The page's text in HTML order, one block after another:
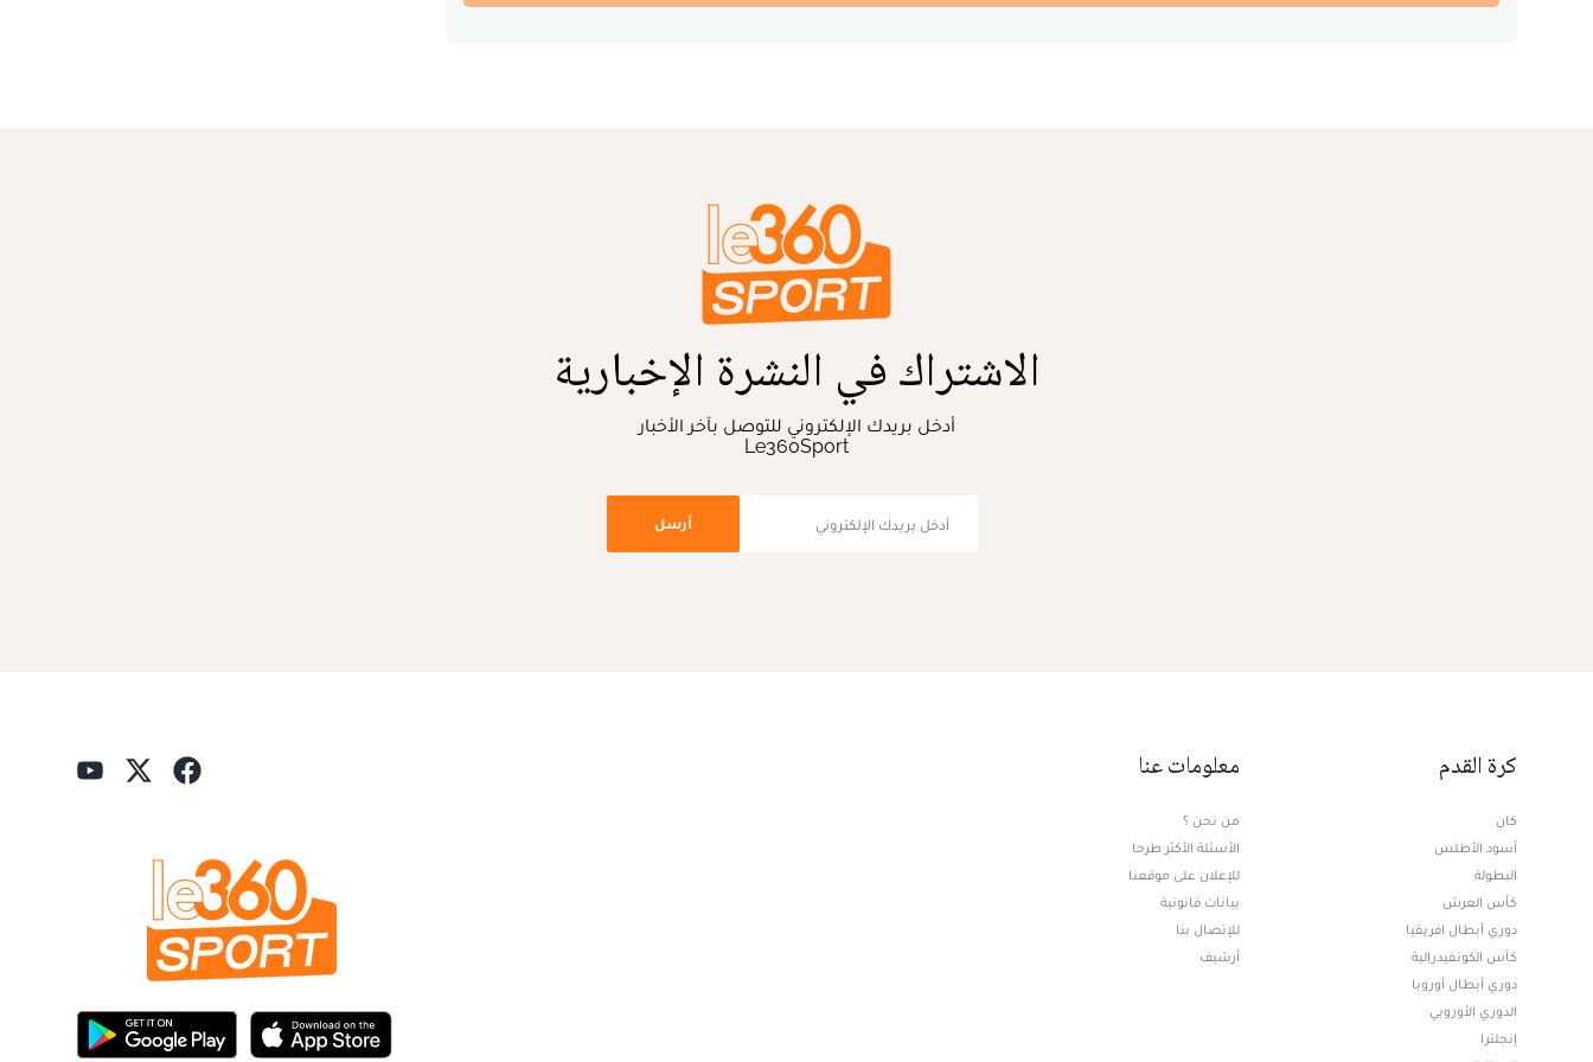
الاشتراك في النشرة الإخبارية
أدخل بريدك الإلكتروني للتوصل بآخر الأخبار
Le360Sport
أرسل
كرة القدم
كان
أسود الأطلس
البطولة
كأس العرش
دوري أبطال افريقيا
كأس الكونفيدرالية
دوري أبطال أوروبا
الدوري الأوروبي
إنجلترا
معلومات عنا
من نحن ؟
الأسئلة الأكثر طرحا
للإعلان على موقعنا
بيانات قانونية
للإتصال بنا
أرشيف